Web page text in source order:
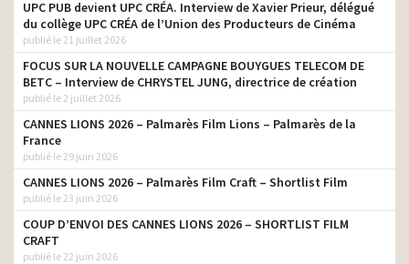
marques, livraison rapide,
prix bas
head of create
Crédit Mutuel –
L’assurance santé qui
avance tous les frais de
santé
head of create
Crédit Mutuel – Les
langues
head of create
Institut du Cerveau – SLA –
Appel aux dons
KFC – Crispy Hot Dog
UPC PUB devient UPC CRÉA. Interview de Xavier Prieur, délégué
du collège UPC CRÉA de l’Union des Producteurs de Cinéma
publié le 21 juillet 2026
FOCUS SUR LA NOUVELLE CAMPAGNE BOUYGUES TELECOM DE
BETC – Interview de CHRYSTEL JUNG, directrice de création
publié le 2 juillet 2026
CANNES LIONS 2026 – Palmarès Film Lions – Palmarès de la
France
publié le 29 juin 2026
CANNES LIONS 2026 – Palmarès Film Craft – Shortlist Film
publié le 23 juin 2026
COUP D’ENVOI DES CANNES LIONS 2026 – SHORTLIST FILM
CRAFT
publié le 22 juin 2026